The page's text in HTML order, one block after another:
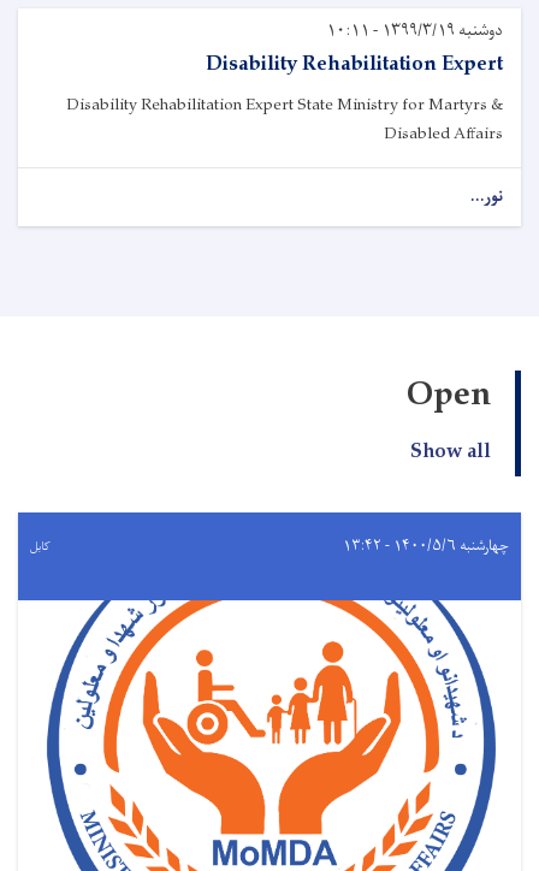
دوشنبه ۱۳۹۹/۳/۱۹ - ۱۰:۱۱
Disability Rehabilitation Expert
Disability Rehabilitation Expert State Ministry for Martyrs &
Disabled Affairs
نور...
Open
Show all
چهارشنبه ۱۴۰۰/۵/۶ - ۱۳:۴۲ کابل